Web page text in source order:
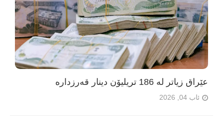
عێراق زیاتر لە 186 تریلیۆن دینار قەرزدارە
ئاب 04, 2026